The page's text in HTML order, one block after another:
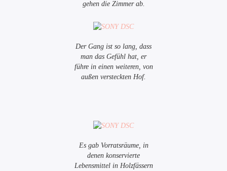
gehen die Zimmer ab.
Der Gang ist so lang, dass
man das Gefühl hat, er
führe in einen weiteren, von
außen versteckten Hof.
Es gab Vorratsräume, in
denen konservierte
Lebensmittel in Holzfässern